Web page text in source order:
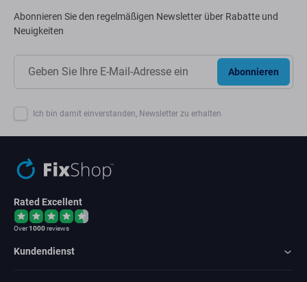
Abonnieren Sie den regelmäßigen Newsletter über Rabatte und
Neuigkeiten
Abonnieren
Ich bin damit einverstanden, Newsletter zu erhalten
Rated Excellent
Over1000reviews
Kundendienst